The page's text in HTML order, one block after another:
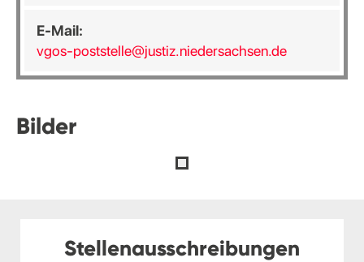
E-Mail:
vgos-poststelle@justiz.niedersachsen.de
Bilder
Stellenausschreibungen